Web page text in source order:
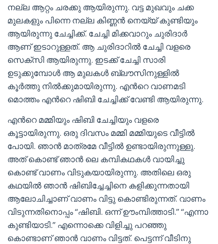
നല്ല ആറ്റം ചരക്കു ആയിരുന്നു. വട്ട മുഖവും ചക്ക
മുലകളും പിന്നെ നല്ല കിണ്ണൻ നെയ്യ് കുണ്ടിയും
ആയിരുന്നു ചേച്ചിക്ക്. ചേച്ചി മിക്കവാറും ചുരിദാർ
ആണ് ഇടാറുള്ളത്. ആ ചുരിദാറിൽ ചേച്ചി വളരെ
സെക്സി ആയിരുന്നു. ഇടക്ക് ചേച്ചി സാരി
ഉടുക്കുമ്പോൾ ആ മുലകൾ ബ്ലൗസിനുള്ളിൽ
കൂർത്തു നിൽക്കുമായിരുന്നു. എൻറെ വാണമടി
മൊത്തം എൻറെ ഷിബി ചേച്ചിക്ക് വേണ്ടി ആയിരുന്നു.
എൻറെ മമ്മിയും ഷിബി ചേച്ചിയും വളരെ
കൂട്ടായിരുന്നു. ഒരു ദിവസം മമ്മി മമ്മിയുടെ വീട്ടിൽ
പോയി. ഞാൻ മാത്രമേ വീട്ടിൽ ഉണ്ടായിരുന്നുള്ളു.
അത് കൊണ്ട് ഞാൻ ലെ കമ്പികഥകൾ വായിച്ചു
കൊണ്ട് വാണം വിടുകയായിരുന്നു. അതിലെ ഒരു
കഥയിൽ ഞാൻ ഷിബിച്ചേച്ചിനെ കളിക്കുന്നതായി
ആലോചിച്ചാണ് വാണം വിട്ടു കൊണ്ടിരുന്നത്. വാണം
വിടുന്നതിനൊപ്പം “ഷിബി. ഒന്ന് ഊംമ്പിത്താടി.” “എന്നാ
കുണ്ടിയാടി.” എന്നൊക്കെ വിളിച്ചു പറഞ്ഞു
കൊണ്ടാണ് ഞാൻ വാണം വിട്ടത്. പെട്ടന്ന് വീടിനു